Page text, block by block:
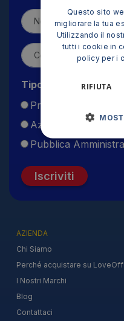
Tipo utente
Privato
Azienda
Pubblica
Iscriviti
AZIENDA
Chi Siamo
Perché acquistare su
I Nostri Marchi
Blog
Contattaci
Questo sito
migliorare la tua
Utilizzando il
tutti i cookie in
policy per i
RIFIUTA